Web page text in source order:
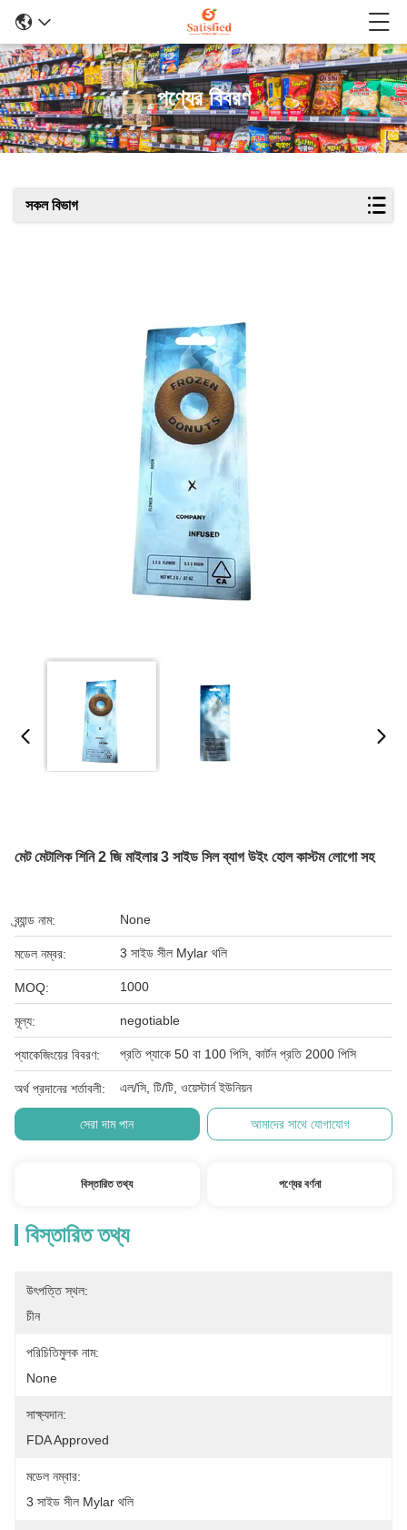
পণ্যের বিবরণ
সকল বিভাগ
মেট মেটালিক শিনি 2 জি মাইলার 3 সাইড সিল ব্যাগ উইং হোল কাস্টম লোগো সহ
ব্র্যান্ড নাম: None
মডেল নম্বর: 3 সাইড সীল Mylar থলি
MOQ: 1000
মূল্য: negotiable
প্যাকেজিংয়ের বিবরণ: প্রতি প্যাকে 50 বা 100 পিসি, কার্টন প্রতি 2000 পিসি
অর্থ প্রদানের শর্তাবলী: এল/সি, টি/টি, ওয়েস্টার্ন ইউনিয়ন
সেরা দাম পান আমাদের সাথে যোগাযোগ
বিস্তারিত তথ্য পণ্যের বর্ণনা
বিস্তারিত তথ্য
উৎপত্তি স্থল:
চীন
পরিচিতিমুলক নাম:
None
সাক্ষ্যদান:
FDA Approved
মডেল নম্বার:
3 সাইড সীল Mylar থলি